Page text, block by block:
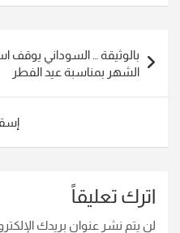
المقالات
بالوثيقة … السوداني
الشهر بمناسبة عيد الفطر
اترك تعليقاً
لن يتم نشر عنوان بريدك